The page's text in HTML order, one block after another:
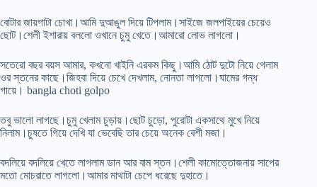
বোটার জায়গাটা চোখা।আমি দুআঙুল দিয়ে টিপলাম।সাইজে জলপাইয়ের চেয়েও
ছোট।শেলী ইশারায় বললো ওখানে চুমু খেতে।আমারো লোভ লাগলো।
সতেরো বছর বয়স আমার, কখনো খাইনি এরকম কিছু।আমি ঠোট দুটো নিয়ে গেলাম
ওর স্তনের কাছে।জিহবা দিয়ে চেখে দেখলাম, নোনতা লাগলো।ঘামের গন্ধ
গায়ে। bangla choti golpo
তবু ভালো লাগছে।চুমু খেলাম চুড়ায়।ছোট চুড়ো, পুরোটা একসাথে মুখে নিয়ে
নিলাম।চুষতে গিয়ে দেখি যা ভেবেছি তার চেয়ে অনেক বেশী মজা।
বদলিয়ে বদলিয়ে খেতে লাগলাম ডান আর বাম স্তন।শেলী কামোত্তোজনায় সাপের
মতো মোচরাতে লাগলো।আমার মাথাটা চেপে ধরেছে দুহাতে।